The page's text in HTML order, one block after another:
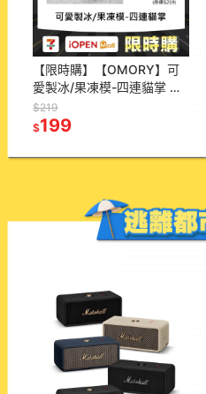
【限時購】【OMORY】可
愛製冰/果凍模-四連貓掌 貓
咪肉球冰塊模具 矽膠製冰模
果凍模 布丁模 DIY甜點模具
$219
$199